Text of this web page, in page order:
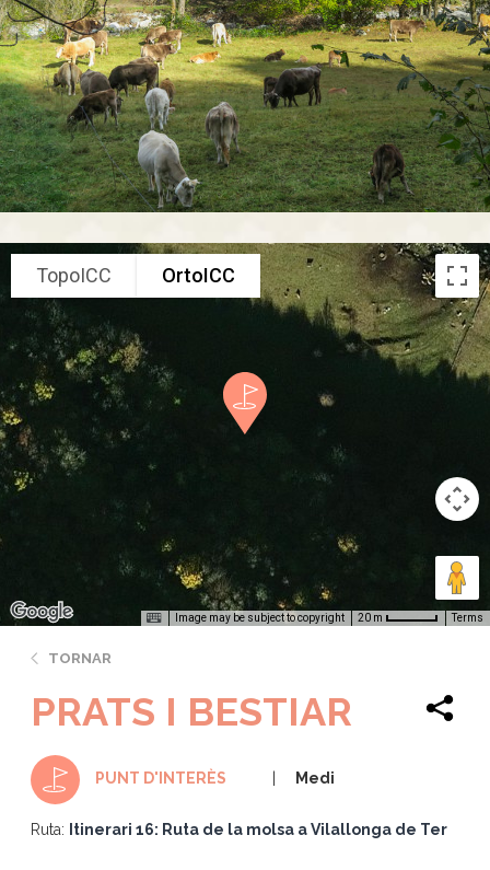
TopoICC OrtoICC
Image may be subject to copyright 20 m Terms
TORNAR
PRATS I BESTIAR
PUNT D'INTERÈS Medi
Ruta: Itinerari 16: Ruta de la molsa a Vilallonga de Ter